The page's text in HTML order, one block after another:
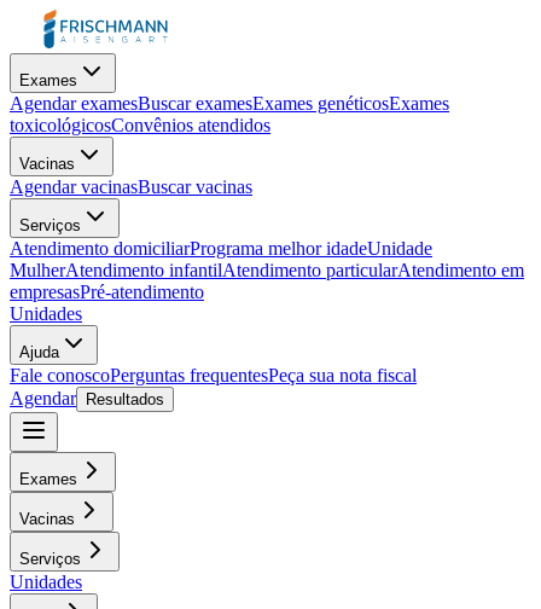
Exames
Agendar examesBuscar examesExames genéticosExames
toxicológicosConvênios atendidos
Vacinas
Agendar vacinasBuscar vacinas
Serviços
Atendimento domiciliarPrograma melhor idadeUnidade
MulherAtendimento infantilAtendimento particularAtendimento em
empresasPré-atendimento
Unidades
Ajuda
Fale conoscoPerguntas frequentesPeça sua nota fiscal
Agendar
Resultados
Exames
Vacinas
Serviços
Unidades